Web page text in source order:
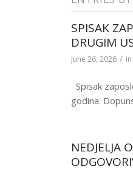
SPISAK
DRUGIM
June 26, 2026 / in
Spisak
godina:
NEDJELJA